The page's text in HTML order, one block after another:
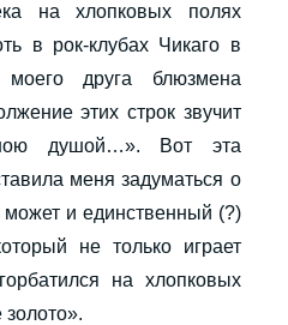
на хлопковых полях
в рок-клубах Чикаго в
друга блюзмена
этих строк звучит
душой…». Вот эта
меня задуматься о
и единственный (?)
не только играет
на хлопковых